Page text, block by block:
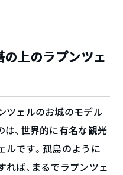
上のラプンツェ
ツェルのお城のモデル
、世界的に有名な観光
ルです。孤島のように
ば、まるでラプンツェ